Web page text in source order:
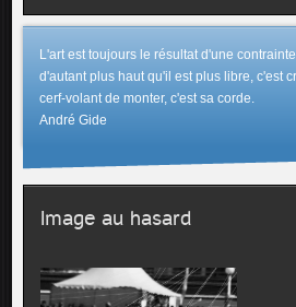
L'art est toujours le résultat d'une
d'autant plus haut qu'il est plus libre, c'est
cerf-volant de monter, c'est sa corde.
André Gide
Image au hasard